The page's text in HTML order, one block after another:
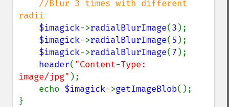
//Blur 3 times with different
radii
$imagick->radialBlurImage(3 );
$imagick->radialBlurImage(5 );
$imagick->radialBlurImage(7 );
header( "Content-Type:
image/jpg" );
    echo
$imagick->getImageBlob();
}
resampleImage
resetImagePage
resizeImage
rollImage
rotateImage
rotationalBlurImage
sampleImage
scaleImage